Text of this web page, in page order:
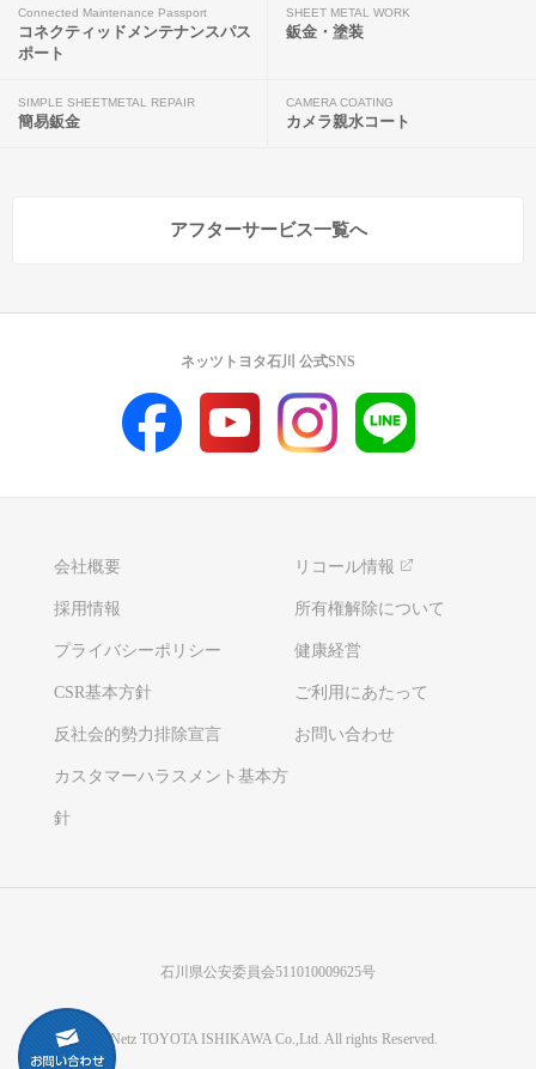
Connected Maintenance Passport
コネクティッドメンテナンスパス
ポート
SHEET METAL WORK
鈑金・塗装
SIMPLE SHEETMETAL REPAIR
簡易鈑金
CAMERA COATING
カメラ親水コート
アフターサービス一覧へ
会社概要 リコール情報
採用情報 所有権解除について
プライバシーポリシー 健康経営
CSR基本方針 ご利用にあたって
反社会的勢力排除宣言 お問い合わせ
カスタマーハラスメント基本方
針
ネッツトヨタ石川 公式SNS
石川県公安委員会511010009625号
©Netz TOYOTA ISHIKAWA Co.,Ltd. All rights Reserved.